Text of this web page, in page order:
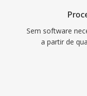
Sem software
a partir de